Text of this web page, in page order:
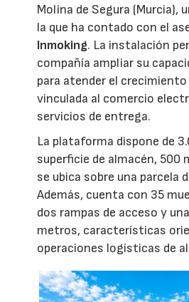
Molina de Segura (Murcia),
la que ha contado con el
Inmoking. La instalación
compañía ampliar su
para atender el
vinculada al comercio
servicios de entrega.
La plataforma dispone de
superficie de almacén, 500
se ubica sobre una parcela
Además, cuenta con 35
dos rampas de acceso y
metros, características
operaciones logísticas de